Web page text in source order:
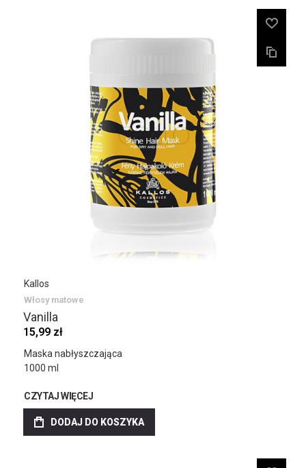
Kallos
Włosy matowe
Vanilla
15,99 zł
Maska nabłyszczająca
1000 ml
CZYTAJ WIĘCEJ
DODAJ DO KOSZYKA